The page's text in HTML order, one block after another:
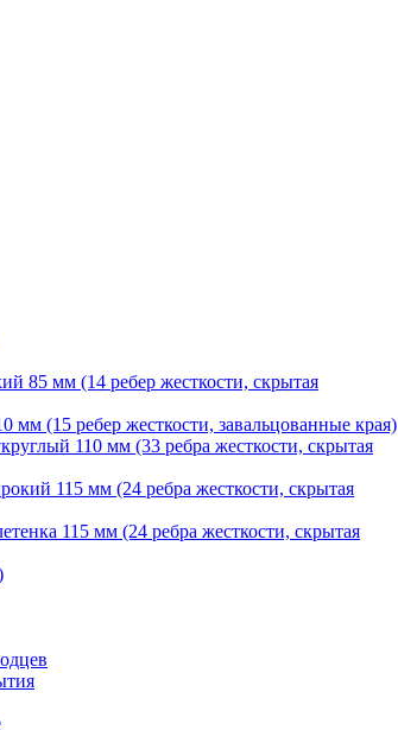
85 мм (14 ребер жесткости, скрытая
мм (15 ребер жесткости, завальцованные края)
110 мм (33 ребра жесткости, скрытая
115 мм (24 ребра жесткости, скрытая
115 мм (24 ребра жесткости, скрытая